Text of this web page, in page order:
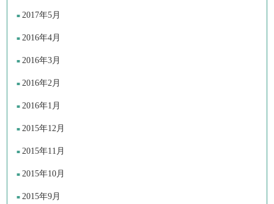
2017年5月
2016年4月
2016年3月
2016年2月
2016年1月
2015年12月
2015年11月
2015年10月
2015年9月